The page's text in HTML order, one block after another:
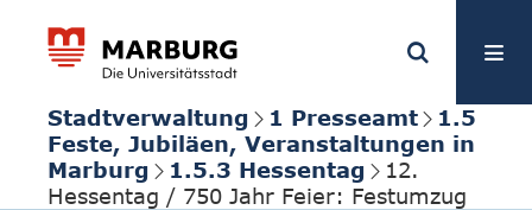
Stadtverwaltung 1 Presseamt
1.5
Feste, Jubiläen, Veranstaltungen in
Marburg
1.5.3 Hessentag
12.
Hessentag / 750 Jahr Feier: Festumzug